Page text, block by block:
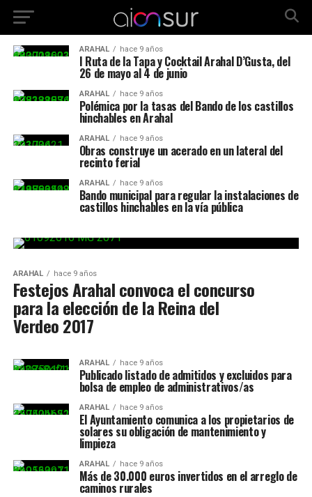
ARAHAL hace 9 años
I Ruta de la Tapa y Cocktail Arahal D’Gusta, del
26 de mayo al 4 de junio
ARAHAL hace 9 años
Polémica por la tasas del Bando de los castillos
hinchables en Arahal
ARAHAL hace 9 años
Obras construye un acerado en un lateral del
recinto ferial
ARAHAL hace 9 años
Bando municipal para regular la instalaciones de
castillos hinchables en la vía pública
ARAHAL hace 9 años
Festejos Arahal convoca el concurso
para la elección de la Reina del
Verdeo 2017
ARAHAL hace 9 años
Publicado listado de admitidos y excluidos para
bolsa de empleo de administrativos/as
ARAHAL hace 9 años
El Ayuntamiento comunica a los propietarios de
solares su obligación de mantenimiento y
limpieza
ARAHAL hace 9 años
Más de 30.000 euros invertidos en el arreglo de
caminos rurales